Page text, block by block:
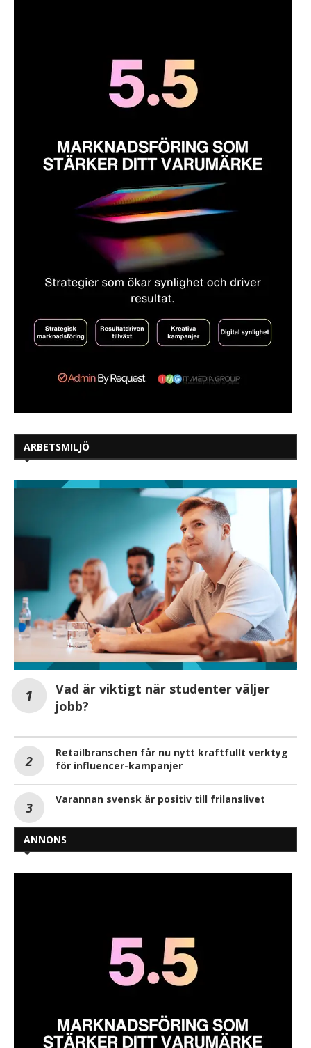
ARBETSMILJÖ
Vad är viktigt när studenter väljer
jobb?
Retailbranschen får nu nytt kraftfullt verktyg
för influencer-kampanjer
Varannan svensk är positiv till frilanslivet
ANNONS